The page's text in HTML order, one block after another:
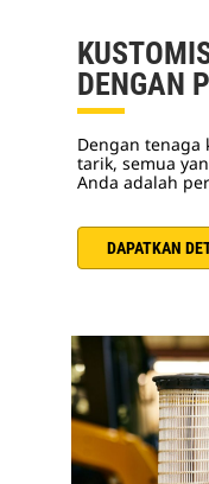
DENGAN
Dengan tenaga
tarik, semua
Anda adalah
DAPATKAN